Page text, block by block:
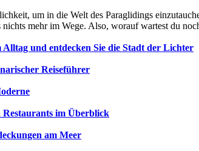
um in die Welt des Paraglidings
nichts mehr im Wege. Also, worauf wartest du
und entdecken Sie die Stadt der Lichter
Reiseführer
Restaurants im Überblick
am Meer